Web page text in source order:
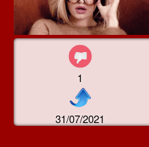
1
31/07/2021